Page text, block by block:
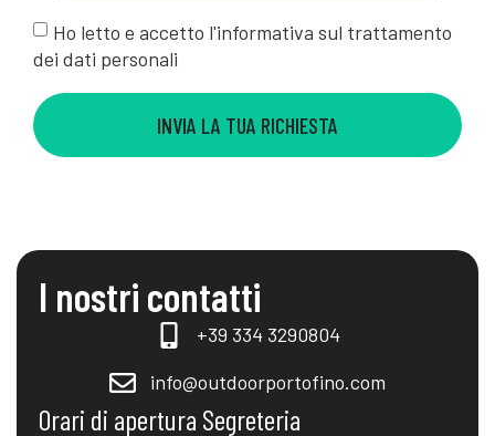
Ho letto e accetto l'informativa sul trattamento
dei dati personali
INVIA LA TUA RICHIESTA
I nostri contatti
+39 334 3290804
info@outdoorportofino.com
Orari di apertura Segreteria